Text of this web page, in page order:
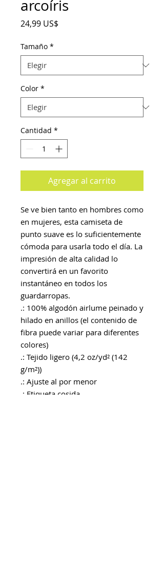
arcoíris
24,99 US$
Tamaño *
Color *
Cantidad *
Agregar al carrito
Se ve bien tanto en hombres como
en mujeres, esta camiseta de
punto suave es lo suficientemente
cómoda para usarla todo el día. La
impresión de alta calidad lo
convertirá en un favorito
instantáneo en todos los
guardarropas.
.: 100% algodón airlume peinado y
hilado en anillos (el contenido de
fibra puede variar para diferentes
colores)
.: Tejido ligero (4,2 oz/yd² (142
g/m²))
.: Ajuste al por menor
.: Etiqueta cosida